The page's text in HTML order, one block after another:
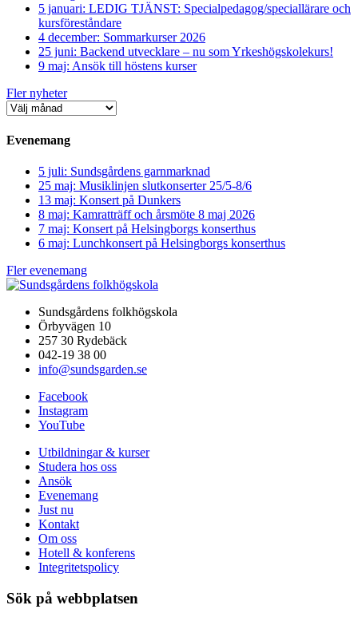
5 januari: LEDIG TJÄNST: Specialpedagog/speciallärare och
kursföreståndare
4 december: Sommarkurser 2026
25 juni: Backend utvecklare – nu som Yrkeshögskolekurs!
9 maj: Ansök till höstens kurser
Fler nyheter
Evenemang
5 juli: Sundsgårdens garnmarknad
25 maj: Musiklinjen slutkonserter 25/5-8/6
13 maj: Konsert på Dunkers
8 maj: Kamratträff och årsmöte 8 maj 2026
7 maj: Konsert på Helsingborgs konserthus
6 maj: Lunchkonsert på Helsingborgs konserthus
Fler evenemang
Sundsgårdens folkhögskola
Örbyvägen 10
257 30 Rydebäck
042-19 38 00
info@sundsgarden.se
Facebook
Instagram
YouTube
Utbildningar & kurser
Studera hos oss
Ansök
Evenemang
Just nu
Kontakt
Om oss
Hotell & konferens
Integritetspolicy
Sök på webbplatsen